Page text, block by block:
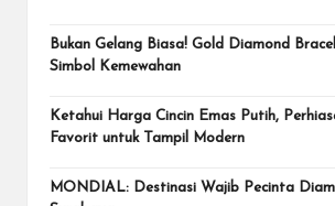
Bukan Gelang Biasa! Gold Diamond
Simbol Kemewahan
Ketahui Harga Cincin Emas Putih,
Favorit untuk Tampil Modern
MONDIAL: Destinasi Wajib Pecinta